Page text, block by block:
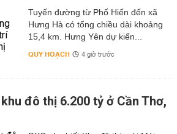
Tuyến đường từ Phố Hiến đến xã
Hưng Hà có tổng chiều dài khoảng
15,4 km. Hưng Yên dự kiến...
QUY HOẠCH 4 giờ trước
đô thị 6.200 tỷ ở Cần Thơ,